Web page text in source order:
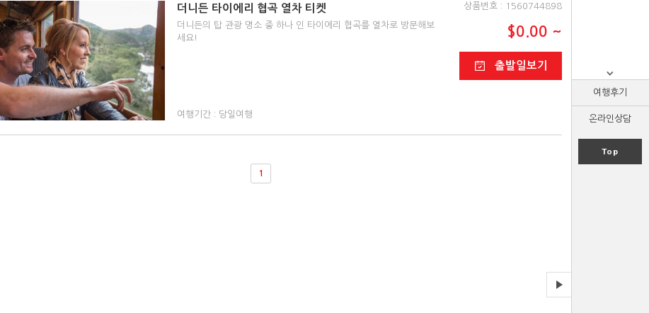
더니든 타이에리 협곡 열차 티켓
더니든의 탑 관광 명소 중 하나 인 타이에리 협곡를 열차로 방문해보
세요!
여행기간 : 당일여행
상품번호 : 1560744898
$0.00 ~
출발일보기
1
여행후기
온라인상담
Top